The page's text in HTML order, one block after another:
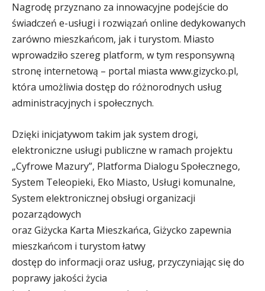
Nagrodę przyznano za innowacyjne podejście do
świadczeń e-usługi i rozwiązań online dedykowanych
zarówno mieszkańcom, jak i turystom. Miasto
wprowadziło szereg platform, w tym responsywną
stronę internetową – portal miasta www.gizycko.pl,
która umożliwia dostęp do różnorodnych usług
administracyjnych i społecznych.
Dzięki inicjatywom takim jak system drogi,
elektroniczne usługi publiczne w ramach projektu
„Cyfrowe Mazury”, Platforma Dialogu Społecznego,
System Teleopieki, Eko Miasto, Usługi komunalne,
System elektronicznej obsługi organizacji
pozarządowych
oraz Giżycka Karta Mieszkańca, Giżycko zapewnia
mieszkańcom i turystom łatwy
dostęp do informacji oraz usług, przyczyniając się do
poprawy jakości życia